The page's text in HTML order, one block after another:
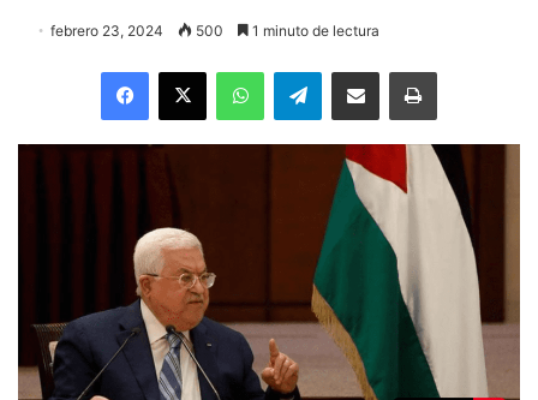
febrero 23, 2024 500 1 minuto de lectura
Facebook
X WhatsAppTelegramEnviar vía email Imprimir